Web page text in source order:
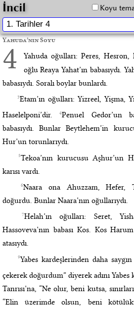
İncil Koyu
Yahuda’nın Soyu
4 Yahuda oğulları: Peres,
oğlu Reaya Yahat’ın babasıydı.
babasıydı. Soralı boylar bunlardı.
3Etam’ın oğulları: Yizreel, Yişma,
Haselelponi’dir.4Penuel Gedor’un
babasıydı. Bunlar Beytlehem’in
Hur’un torunlarıydı.
5Tekoa’nın kurucusu Aşhur’un
karısı vardı.
6Naara ona Ahuzzam, Hefer,
doğurdu. Bunlar Naara’nın oğullarıydı.
7Helah’ın oğulları: Seret,
Hassoveva’nın babası Kos. Kos
atasıydı.
9Yabes kardeşlerinden daha
çekerek doğurdum” diyerek adını Yabes
Tanrısı’na, “Ne olur, beni kutsa,
“Elin üzerimde olsun, beni